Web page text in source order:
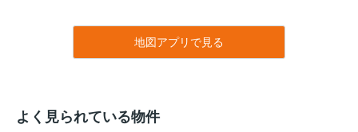
地図アプリで見る
よく見られている物件